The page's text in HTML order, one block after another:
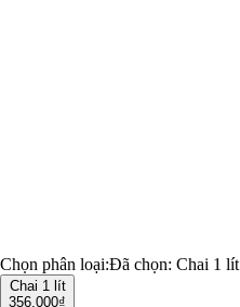
Chọn phân loại:Đã chọn: Chai 1 lít
Chai 1 lít
356.000₫